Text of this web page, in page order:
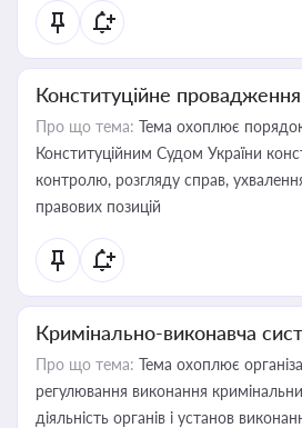
Конституційне провадження
Про що тема: Тема охоплює
Конституційним Судом України
контролю, розгляду справ,
правових позицій
Кримінально-виконавча
Про що тема: Тема охоплює
регулювання виконання
діяльність органів і установ